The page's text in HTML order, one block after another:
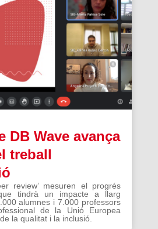
DB Wave avança
treball
review’ mesuren el progrés
tindrà un impacte a llarg
alumnes i 7.000 professors
de la Unió Europea
la qualitat i la inclusió.